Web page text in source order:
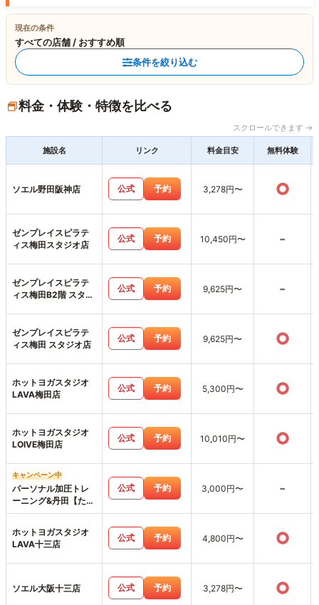
現在の条件
すべての店舗 / おすすめ順
条件を絞り込む
料金・体験・特徴を比べる
スクロールできます →
施設名 リンク 料金目安 無料体験
ソエル野田阪神店 公式 予約 3,278円〜 ○
ゼンプレイスピラテ
ィス梅田スタジオ店
公式 予約 10,450円〜 -
ゼンプレイスピラテ
ィス梅田B2階 スタジ
公式 予約 9,625円〜 -
ゼンプレイスピラテ
ィス梅田 スタジオ店
公式 予約 9,625円〜 ○
ホットヨガスタジオ
LAVA梅田店
公式 予約 5,300円〜 ○
ホットヨガスタジオ
LOIVE梅田店
公式 予約 10,010円〜 ○
キャンペーン中
パーソナル加圧トレ
ーニング&丹田【たん
でん】波動整体スタ
ツニニナナ-
公式 予約 3,000円〜 -
ホットヨガスタジオ
LAVA十三店
公式 予約 4,800円〜 ○
ソエル大阪十三店 公式 予約 3,278円〜 ○